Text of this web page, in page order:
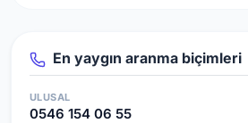
En yaygın aranma biçimleri
ULUSAL
0546 154 06 55